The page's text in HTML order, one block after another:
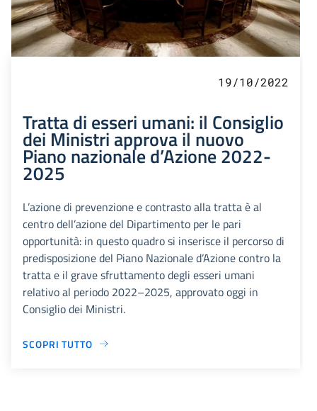
19/10/2022
Tratta di esseri umani: il Consiglio
dei Ministri approva il nuovo
Piano nazionale d’Azione 2022-
2025
L’azione di prevenzione e contrasto alla tratta è al
centro dell’azione del Dipartimento per le pari
opportunità: in questo quadro si inserisce il percorso di
predisposizione del Piano Nazionale d’Azione contro la
tratta e il grave sfruttamento degli esseri umani
relativo al periodo 2022–2025, approvato oggi in
Consiglio dei Ministri.
SCOPRI TUTTO